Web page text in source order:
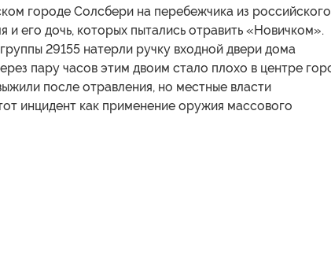
городе Солсбери на перебежчика из российского
и его дочь, которых пытались отравить «Новичком».
29155 натерли ручку входной двери дома
пару часов этим двоим стало плохо в центре
после отравления, но местные власти
инцидент как применение оружия массового